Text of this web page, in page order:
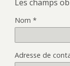
Les champs
Nom *
Adresse de